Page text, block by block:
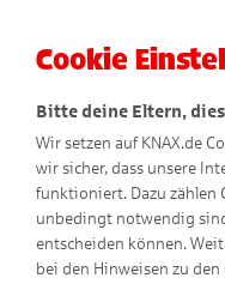
Cookie
Bitte deine Eltern,
Wir setzen auf KNAX.de
wir sicher, dass unsere
funktioniert. Dazu zählen
unbedingt notwendig
entscheiden können.
bei den Hinweisen zu